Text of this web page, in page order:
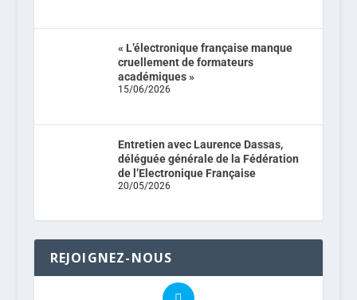
« L’électronique française manque
cruellement de formateurs
académiques »
15/06/2026
Entretien avec Laurence Dassas,
déléguée générale de la Fédération
de l’Electronique Française
20/05/2026
REJOIGNEZ-NOUS